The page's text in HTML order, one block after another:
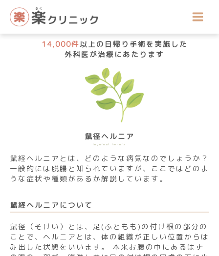
ス
14,000件以上の日帰り手術を実施した
外科医が治療にあたります
鼠径ヘルニア
Inguinal hernia
鼠経ヘルニアとは、どのような病気なのでしょうか？
一般的には脱腸と知られていますが、ここではどのよ
うな症状や種類があるか解説しています。
鼠経ヘルニアについて
鼠径（そけい）とは、足(ふともも)の付け根の部分の
ことで、ヘルニアとは、体の組織が正しい位置からは
み出した状態をいいます。 本来お腹の中にあるはず